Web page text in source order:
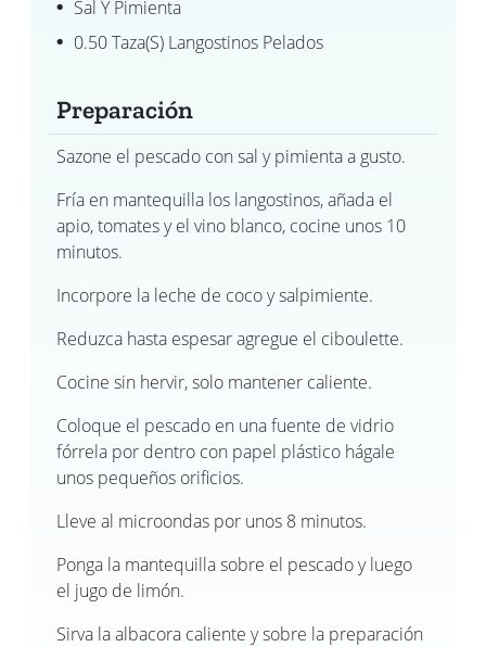
Sal Y Pimienta
0.50 Taza(s) Langostinos Pelados
Preparación
Sazone el pescado con sal y pimienta a gusto.
Fría en mantequilla los langostinos, añada el
apio, tomates y el vino blanco, cocine unos 10
minutos.
Incorpore la leche de coco y salpimiente.
Reduzca hasta espesar agregue el ciboulette.
Cocine sin hervir, solo mantener caliente.
Coloque el pescado en una fuente de vidrio
fórrela por dentro con papel plástico hágale
unos pequeños orificios.
Lleve al microondas por unos 8 minutos.
Ponga la mantequilla sobre el pescado y luego
el jugo de limón.
Sirva la albacora caliente y sobre la preparación